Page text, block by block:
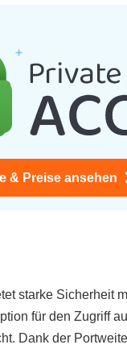
& Preise ansehen
starke Sicherheit
für den Zugriff
Dank der